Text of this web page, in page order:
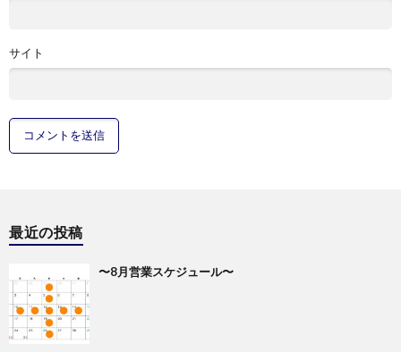
サイト
最近の投稿
〜8月営業スケジュール〜